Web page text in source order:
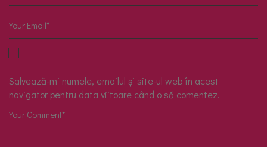
Salvează-mi numele, emailul și site-ul web în acest
navigator pentru data viitoare când o să comentez.